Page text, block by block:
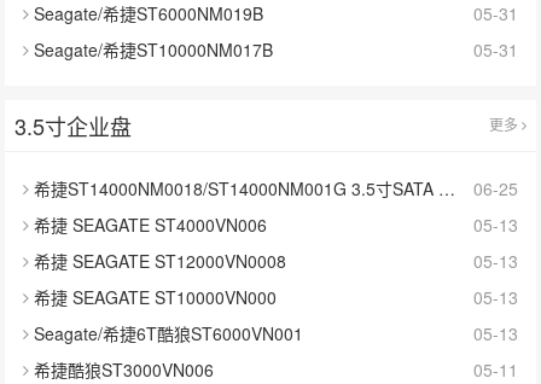
Seagate/希捷ST6000NM019B
05-31
Seagate/希捷ST10000NM017B
05-31
3.5寸企业盘 更多
希捷ST14000NM0018/ST14000NM001G 3.5寸SATA 14TB硬盘
06-25
希捷 SEAGATE ST4000VN006
05-13
希捷 SEAGATE ST12000VN0008
05-13
希捷 SEAGATE ST10000VN000
05-13
Seagate/希捷6T酷狼ST6000VN001
05-13
希捷酷狼ST3000VN006
05-11